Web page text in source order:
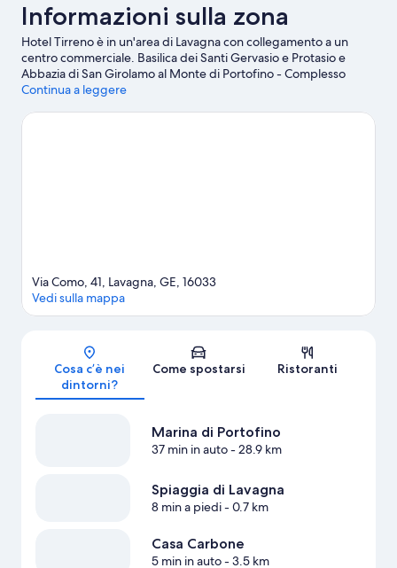
Informazioni sulla zona
Hotel Tirreno è in un'area di Lavagna con collegamento a un
centro commerciale. Basilica dei Santi Gervasio e Protasio e
Abbazia di San Girolamo al Monte di Portofino - Complesso
Monumentale La Cervara sono due delle principali attrazioni
Lavagna e Baia del Silenzio. Spiaggia di Chiavari e Spiaggia di
Continua a leggere
Mappa
Via Como, 41, Lavagna, GE, 16033
Vedi sulla mappa
Cosa c’è nei
dintorni?
Come spostarsi Ristoranti
Marina di Portofino
37 min in auto- 28.9 km
Spiaggia di Lavagna
8 min a piedi- 0.7 km
Casa Carbone
5 min in auto- 3.5 km